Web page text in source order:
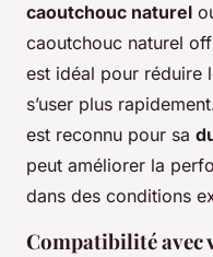
caoutchouc naturel
caoutchouc naturel
est idéal pour réduire
s’user plus
est reconnu pour sa
peut améliorer la
dans des conditions
Compatibilité avec